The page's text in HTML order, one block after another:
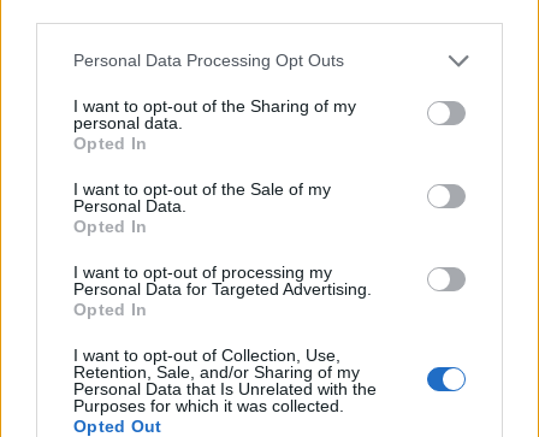
Personal Data Processing Opt Outs
I want to opt-out of the Sharing of my
personal data.
Opted In
I want to opt-out of the Sale of my
Personal Data.
Opted In
I want to opt-out of processing my
Personal Data for Targeted Advertising.
Opted In
I want to opt-out of Collection, Use,
Retention, Sale, and/or Sharing of my
Personal Data that Is Unrelated with the
Purposes for which it was collected.
Opted Out
KEDVES OLVASÓNK!
A keresett cikk a portfolio.hu hírarchívumához
tartozik, melynek olvasása előfizetéses
Az előfizetés a következőket tartalmazza:
Portfolio.hu teljes cikkarchívum
Kötéslisták: BÉT elmúlt 2 év napon belüli
kötéslistái
Előfizetés